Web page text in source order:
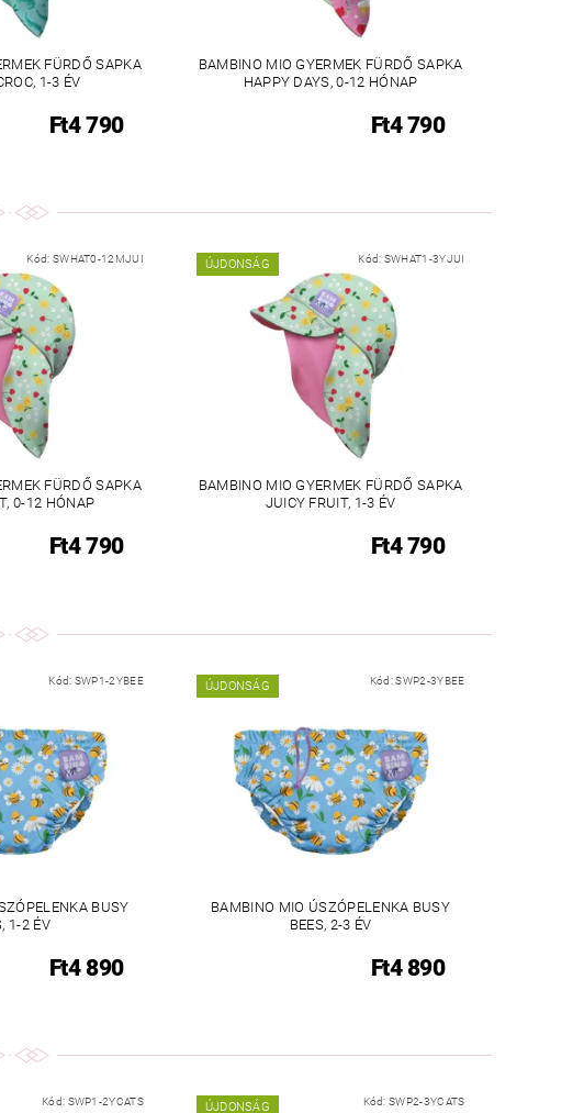
FÜRDŐ SAPKA
1-3 ÉV
Ft4 790
BAMBINO MIO GYERMEK FÜRDŐ SAPKA
HAPPY DAYS, 0-12 HÓNAP
Ft4 790
Kód: SWHAT0-12MJUI
FÜRDŐ SAPKA
0-12 HÓNAP
Ft4 790
ÚJDONSÁG Kód: SWHAT1-3YJUI
BAMBINO MIO GYERMEK FÜRDŐ SAPKA
JUICY FRUIT, 1-3 ÉV
Ft4 790
Kód: SWP1-2YBEE
BUSY
1-2 ÉV
Ft4 890
ÚJDONSÁG Kód:SWP2-3YBEE
BAMBINO MIO ÚSZÓPELENKA BUSY
BEES, 2-3 ÉV
Ft4 890
Kód: SWP1-2YCATS ÚJDONSÁG Kód:SWP2-3YCATS